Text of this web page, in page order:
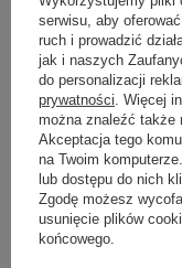
Potrzebujesz
Zadaj pytanie a my
najciekawsze pytania i
dla innych.
serwisu, aby
ruch i prowadzić
jak i naszych
do personalizacji
prywatności . Więcej
można znaleźć także
Akceptacja tego
na Twoim
lub dostępu do nich
Zgodę możesz
usunięcie plików
końcowego.